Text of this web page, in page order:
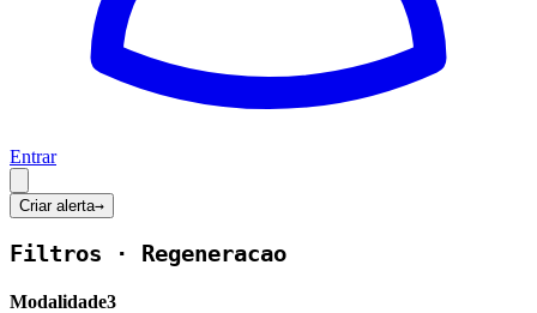
Entrar
Criar alerta→
Filtros · Regeneracao
Modalidade3